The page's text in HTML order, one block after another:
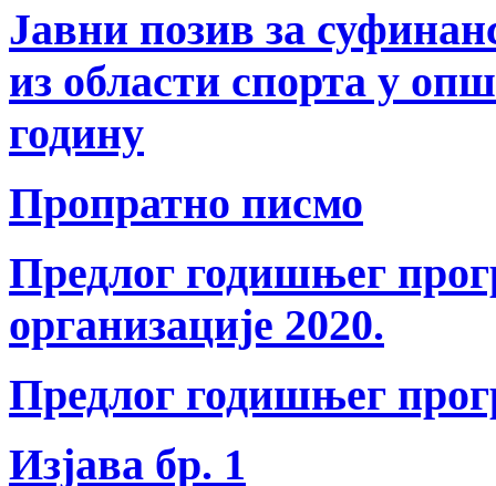
Јавни позив за
из области спорта у
годину
Пропратно писмо
Предлог годишњег
организације 2020.
Предлог годишњег
Изјава бр. 1